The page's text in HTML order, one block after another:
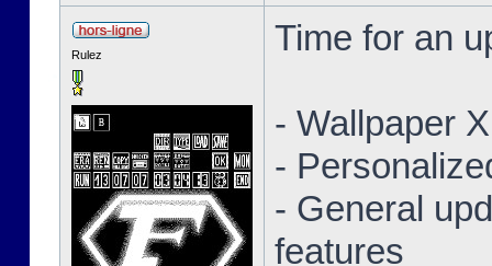
Rulez Time for an
- Wallpaper
-
- General
features